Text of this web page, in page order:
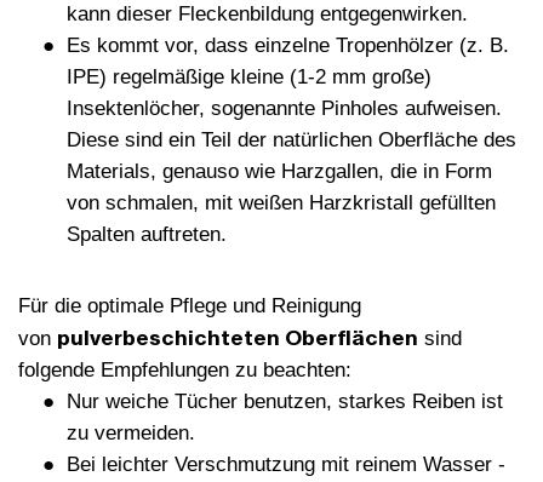
kann dieser Fleckenbildung entgegenwirken.
Es kommt vor, dass einzelne Tropenhölzer (z. B.
IPE) regelmäßige kleine (1-2 mm große)
Insektenlöcher, sogenannte Pinholes aufweisen.
Diese sind ein Teil der natürlichen Oberfläche des
Materials, genauso wie Harzgallen, die in Form
von schmalen, mit weißen Harzkristall gefüllten
Spalten auftreten.
Für die optimale Pflege und Reinigung
von pulverbeschichteten Oberflächen sind
folgende Empfehlungen zu beachten:
Nur weiche Tücher benutzen, starkes Reiben ist
zu vermeiden.
Bei leichter Verschmutzung mit reinem Wasser -